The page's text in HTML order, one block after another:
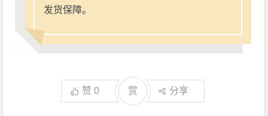
发货保障。
赞0 赏 分享